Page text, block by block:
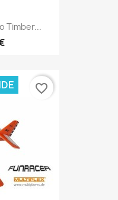
Timber...
favorite_border